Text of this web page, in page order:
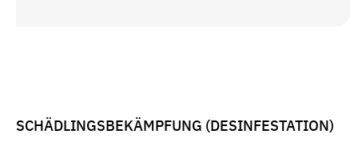
SCHÄDLINGSBEKÄMPFUNG (DESINFESTATION)